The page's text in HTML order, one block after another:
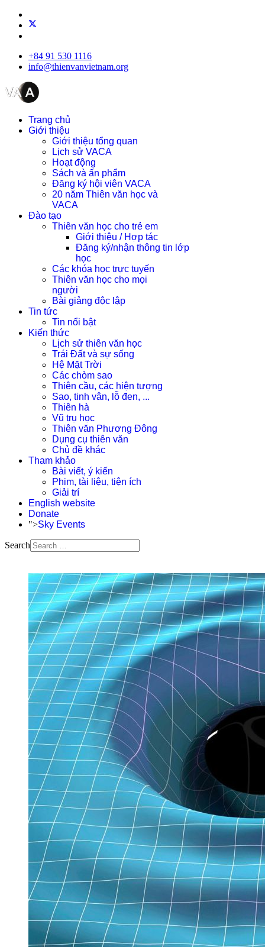
+84 91 530 1116
info@thienvanvietnam.org
Trang chủ
Giới thiệu
Giới thiệu tổng quan
Lịch sử VACA
Hoạt động
Sách và ấn phẩm
Đăng ký hội viên VACA
20 năm Thiên văn học và
VACA
Đào tạo
Thiên văn học cho trẻ em
Giới thiệu / Hợp tác
Đăng ký/nhận thông tin lớp
học
Các khóa học trực tuyến
Thiên văn học cho mọi
người
Bài giảng độc lập
Tin tức
Tin nổi bật
Kiến thức
Lịch sử thiên văn học
Trái Đất và sự sống
Hệ Mặt Trời
Các chòm sao
Thiên cầu, các hiện tượng
Sao, tinh vân, lỗ đen, ...
Thiên hà
Vũ trụ học
Thiên văn Phương Đông
Dụng cụ thiên văn
Chủ đề khác
Tham khảo
Bài viết, ý kiến
Phim, tài liệu, tiện ích
Giải trí
English website
Donate
">Sky Events
Search